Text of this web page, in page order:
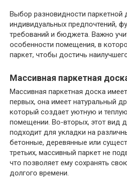
Выбор разновидности паркетной
индивидуальных предпочтений,
требований и бюджета. Важно
особенности помещения, в
паркет, чтобы достичь
Массивная паркетная
Массивная паркетная доска
первых, она имеет натуральный
который создает уютную и
помещении. Во-вторых, этот вид
подходит для укладки на
бетонные, деревянные или
третьих, массивный паркет не
что позволяет ему сохранять
долгого времени.